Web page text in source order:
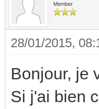
Member
28/01/2015,
Bonjour, je
Si j'ai bien